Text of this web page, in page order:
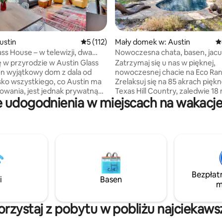
recenzji: 739 Średnia ocena: 5 na 5, liczba recenzji: 112
5 (112)
House – w telewizji, dwa
w przyrodzie w Austin Glass
wyjątkowy dom z dala od
wszystkiego, co Austin ma
jest jednak prywatną
zielona posiadłość położona
zasilanego źródłem
który można było zobaczyć
telewizji HGTV, to
dla par szukających
wypoczynku lub dla
Mały domek w: Austin
Nowoczesna chata, basen,
i emusy!
Zatrzymaj się u nas w pięknej,
nowoczesnej chacie na Eco
Zrelaksuj się na 85 akrach
Texas Hill Country, zaledwie 18
centrum Austin. Ta prywatna
nowoczesna chata oferuje 350
okolicznych szlakach, graj w
odwiedź sezonowy sad oraz
emu i wędrujące jelenie.
i otoczona przyrodą, a
Austin.
udogodnienia w miejscach na
Basen
z pobytu w pobliżu